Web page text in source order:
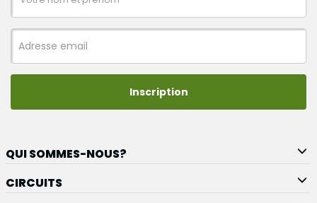
Inscription
QUI SOMMES-NOUS?
CIRCUITS